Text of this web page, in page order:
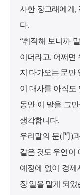
사한 장그래에게,
다.
“취직해 보니까
이더라고. 어쩌면
지 다가오는 문만
이 대사를 아직도
동안 이 말을 그
생각합니다.
우리말의 문(門)
같은 것도 우연이
예정에 없이 경제
장 일을 맡게 되었